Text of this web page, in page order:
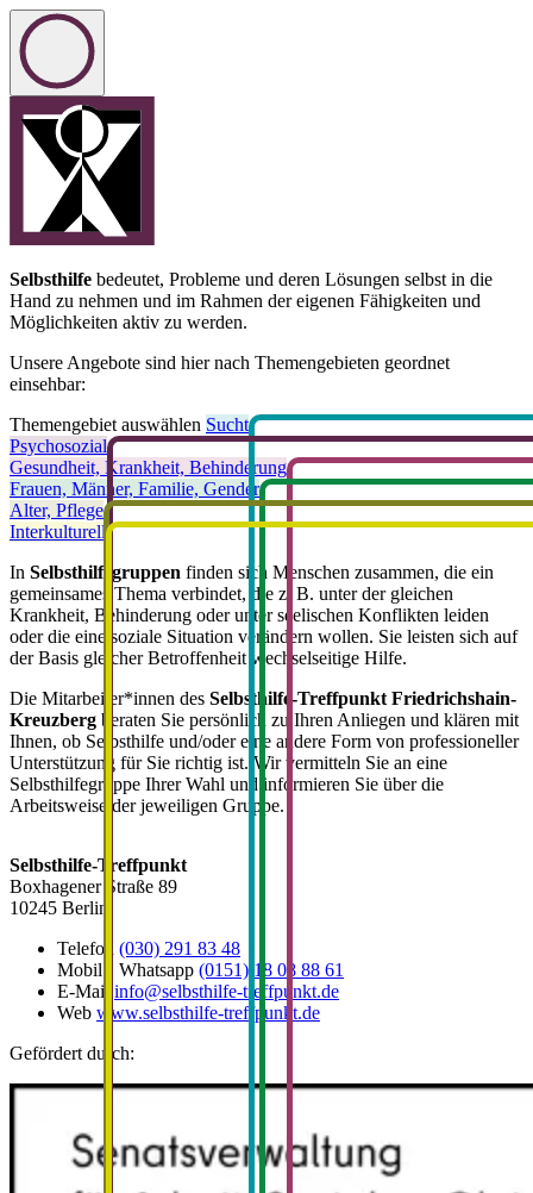
zu den Hauptinhalten springen
Selbsthilfe bedeutet, Probleme und deren Lösungen selbst in die
Hand zu nehmen und im Rahmen der eigenen Fähigkeiten und
Möglichkeiten aktiv zu werden.
Unsere Angebote sind hier nach Themengebieten geordnet
einsehbar:
Themengebiet auswählen Sucht
Psychosozial
Gesundheit, Krankheit, Behinderung
Frauen, Männer, Familie, Gender
Alter, Pflege
Interkulturell
In Selbsthilfegruppen finden sich Menschen zusammen, die ein
gemeinsames Thema verbindet, die z. B. unter der gleichen
Krankheit, Behinderung oder unter seelischen Konflikten leiden
oder die eine soziale Situation verändern wollen. Sie leisten sich auf
der Basis gleicher Betroffenheit wechselseitige Hilfe.
Die Mitarbeiter*innen des Selbsthilfe-Treffpunkt Friedrichshain-
Kreuzberg beraten Sie persönlich zu Ihren Anliegen und klären mit
Ihnen, ob Selbsthilfe und/oder eine andere Form von professioneller
Unterstützung für Sie richtig ist. Wir vermitteln Sie an eine
Selbsthilfegruppe Ihrer Wahl und informieren Sie über die
Arbeitsweise der jeweiligen Gruppe.
Selbsthilfe-Treffpunkt
Boxhagener Straße 89
10245 Berlin
Telefon (030) 291 83 48
Mobil • Whatsapp (0151) 18 08 88 61
E-Mail info@selbsthilfe-treffpunkt.de
Web www.selbsthilfe-treffpunkt.de
Gefördert durch: